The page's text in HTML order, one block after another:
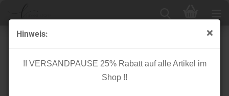
Hinweis:
!! VERSANDPAUSE 25% Rabatt auf alle Artikel im
Shop !!
Cuff me - Bio Bündchen - College - Col. 140 - blue
navy/brucciato/azalea/meringa - Sparkle - Hamburger
Liebe